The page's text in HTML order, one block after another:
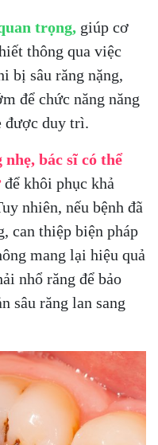
trọng, giúp cơ
thông qua việc
bị sâu răng nặng,
để chức năng năng
được duy trì.
nhẹ, bác sĩ có thể
để khôi phục khả
nhiên, nếu bệnh đã
can thiệp biện pháp
mang lại hiệu quả
nhổ răng để bảo
sâu răng lan sang